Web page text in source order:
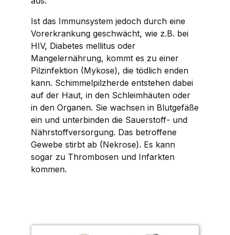
Ist das Immunsystem jedoch durch eine
Vorerkrankung geschwächt, wie z.B. bei
HIV, Diabetes mellitus oder
Mangelernährung, kommt es zu einer
Pilzinfektion (Mykose), die tödlich enden
kann. Schimmelpilzherde entstehen dabei
auf der Haut, in den Schleimhäuten oder
in den Organen. Sie wachsen in Blutgefäße
ein und unterbinden die Sauerstoff- und
Nährstoffversorgung. Das betroffene
Gewebe stirbt ab (Nekrose). Es kann
sogar zu Thrombosen und Infarkten
kommen.